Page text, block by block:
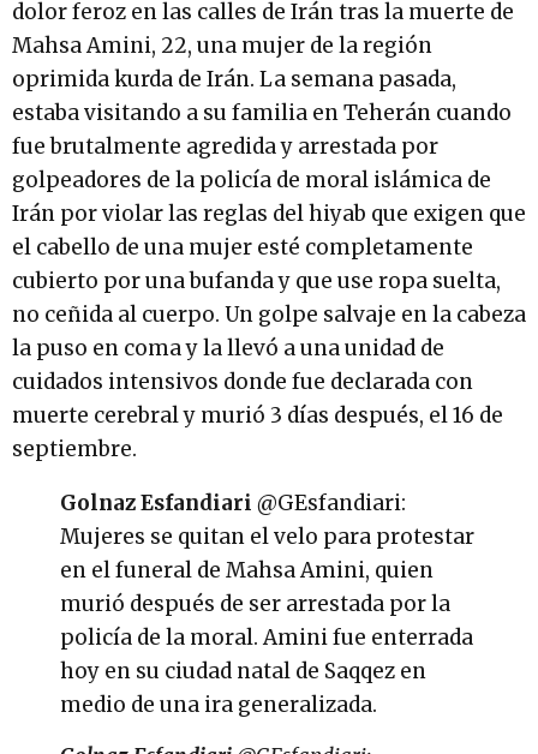
dolor feroz en las calles de Irán tras la muerte de
Mahsa Amini, 22, una mujer de la región
oprimida kurda de Irán. La semana pasada,
estaba visitando a su familia en Teherán cuando
fue brutalmente agredida y arrestada por
golpeadores de la policía de moral islámica de
Irán por violar las reglas del hiyab que exigen que
el cabello de una mujer esté completamente
cubierto por una bufanda y que use ropa suelta,
no ceñida al cuerpo. Un golpe salvaje en la cabeza
la puso en coma y la llevó a una unidad de
cuidados intensivos donde fue declarada con
muerte cerebral y murió 3 días después, el 16 de
septiembre.
Golnaz Esfandiari @GEsfandiari:
Mujeres se quitan el velo para protestar
en el funeral de Mahsa Amini, quien
murió después de ser arrestada por la
policía de la moral. Amini fue enterrada
hoy en su ciudad natal de Saqqez en
medio de una ira generalizada.